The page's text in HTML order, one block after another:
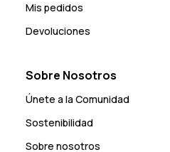
Mis pedidos
Devoluciones
Sobre Nosotros
Únete a la Comunidad
Sostenibilidad
Sobre nosotros